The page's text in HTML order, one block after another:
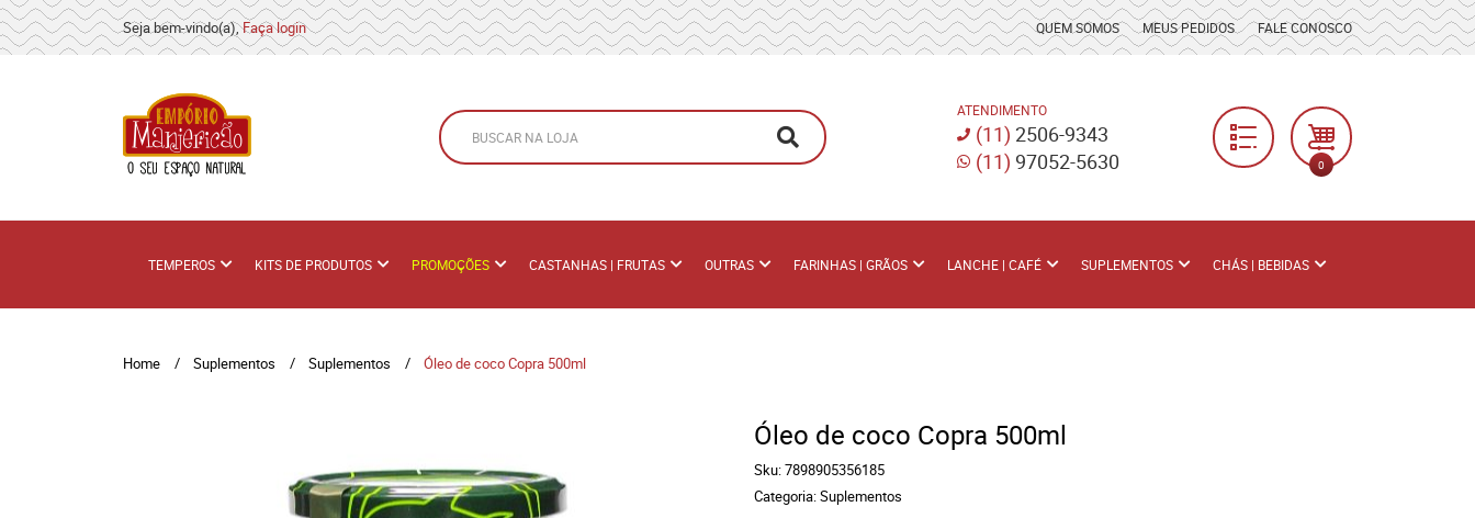
Seja bem-vindo(a),Faça login QUEM SOMOS MEUS PEDIDOS FALE CONOSCO
ATENDIMENTO
(11) 2506-9343
(11) 97052-5630 0
TEMPEROS KITS DE PRODUTOS PROMOÇÕES CASTANHAS | FRUTAS OUTRAS FARINHAS | GRÃOS LANCHE | CAFÉ SUPLEMENTOS CHÁS | BEBIDAS
Home Suplementos Suplementos Óleo de coco Copra 500ml
Óleo de coco Copra 500ml
Sku:7898905356185
Categoria:Suplementos